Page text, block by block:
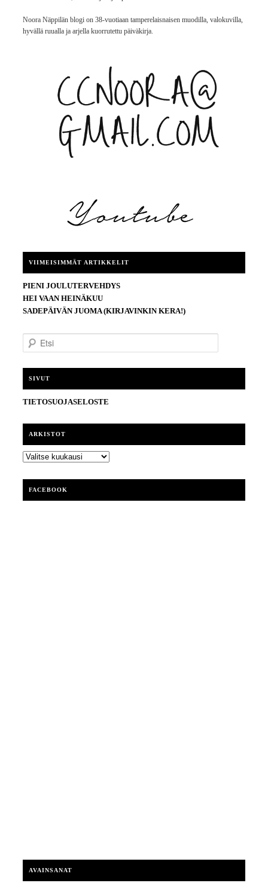
Noora Näppilän blogi on 38-vuotiaan tamperelaisnaisen muodilla, valokuvilla,
hyvällä ruualla ja arjella kuorrutettu päiväkirja.
VIIMEISIMMÄT ARTIKKELIT
PIENI JOULUTERVEHDYS
HEI VAAN HEINÄKUU
SADEPÄIVÄN JUOMA (KIRJAVINKIN KERA!)
SIVUT
TIETOSUOJASELOSTE
ARKISTOT
ARKISTOT
FACEBOOK
AVAINSANAT